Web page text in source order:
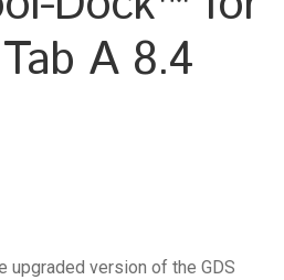
A 8.4
upgraded version of the GDS